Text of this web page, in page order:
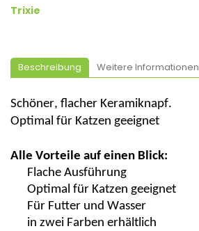
Trixie
Beschreibung Weitere Informationen
Schöner, flacher Keramiknapf.
Optimal für Katzen geeignet
Alle Vorteile auf einen Blick:
Flache Ausführung
Optimal für Katzen geeignet
Für Futter und Wasser
in zwei Farben erhältlich